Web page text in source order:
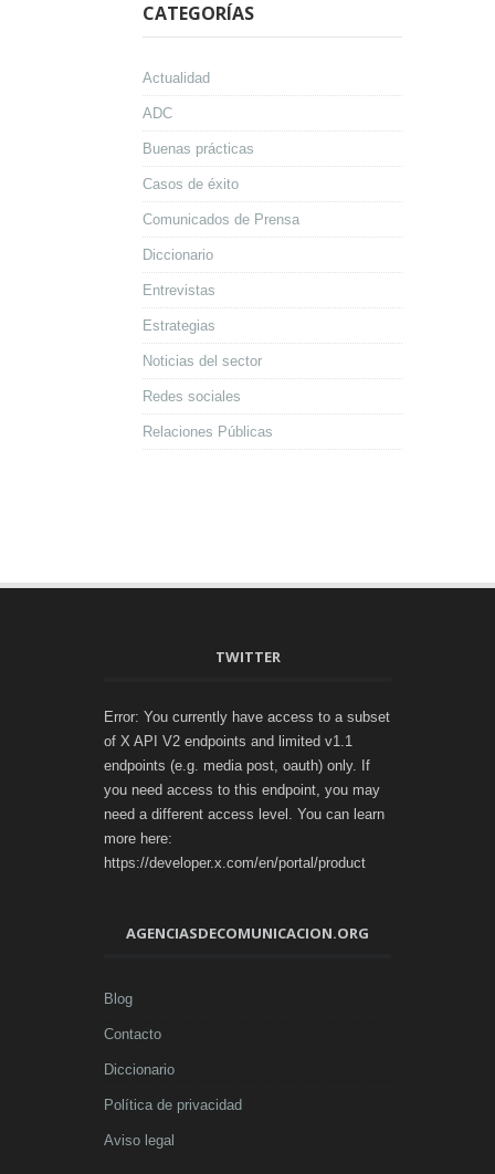
CATEGORÍAS
Actualidad
ADC
Buenas prácticas
Casos de éxito
Comunicados de Prensa
Diccionario
Entrevistas
Estrategias
Noticias del sector
Redes sociales
Relaciones Públicas
TWITTER
Error: You currently have access to a subset
of X API V2 endpoints and limited v1.1
endpoints (e.g. media post, oauth) only. If
you need access to this endpoint, you may
need a different access level. You can learn
more here:
https://developer.x.com/en/portal/product
AGENCIASDECOMUNICACION.ORG
Blog
Contacto
Diccionario
Política de privacidad
Aviso legal